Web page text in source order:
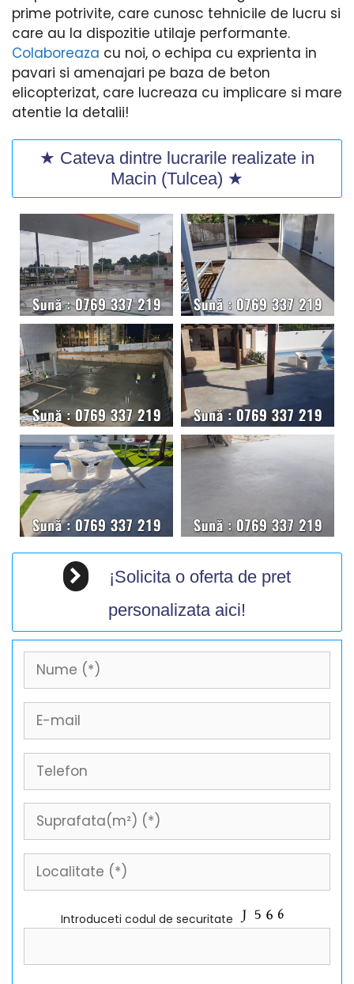
prime potrivite, care cunosc tehnicile de lucru si
care au la dispozitie utilaje performante.
Colaboreaza cu noi, o echipa cu exprienta in
pavari si amenajari pe baza de beton
elicopterizat, care lucreaza cu implicare si mare
atentie la detalii!
★ Cateva dintre lucrarile realizate in
Macin (Tulcea) ★
¡Solicita o oferta de pret
personalizata aici!
Introduceti codul de securitate